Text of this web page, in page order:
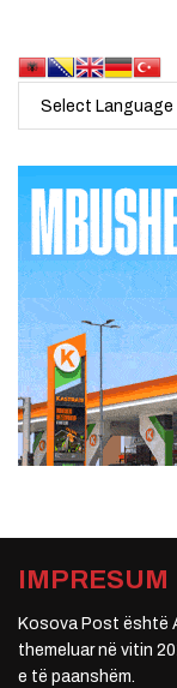
IMPRESUM
Kosova Post është
themeluar në vitin
e të paanshëm.